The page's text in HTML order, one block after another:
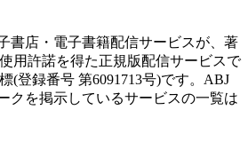
書店・電子書籍配信サービスが、著
用許諾を得た正規版配信サービスで
(登録番号 第6091713号)です。ABJ
クを掲示しているサービスの一覧は